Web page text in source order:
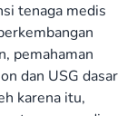
tenaga medis
pemahaman
dan USG dasar
karena itu,